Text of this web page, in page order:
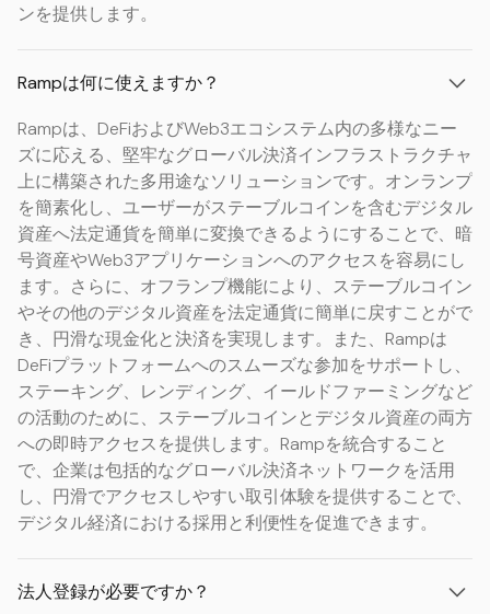
ンを提供します。
Rampは何に使えますか？
Rampは、DeFiおよびWeb3エコシステム内の多様なニー
ズに応える、堅牢なグローバル決済インフラストラクチャ
上に構築された多用途なソリューションです。オンランプ
を簡素化し、ユーザーがステーブルコインを含むデジタル
資産へ法定通貨を簡単に変換できるようにすることで、暗
号資産やWeb3アプリケーションへのアクセスを容易にし
ます。さらに、オフランプ機能により、ステーブルコイン
やその他のデジタル資産を法定通貨に簡単に戻すことがで
き、円滑な現金化と決済を実現します。また、Rampは
DeFiプラットフォームへのスムーズな参加をサポートし、
ステーキング、レンディング、イールドファーミングなど
の活動のために、ステーブルコインとデジタル資産の両方
への即時アクセスを提供します。Rampを統合すること
で、企業は包括的なグローバル決済ネットワークを活用
し、円滑でアクセスしやすい取引体験を提供することで、
デジタル経済における採用と利便性を促進できます。
法人登録が必要ですか？